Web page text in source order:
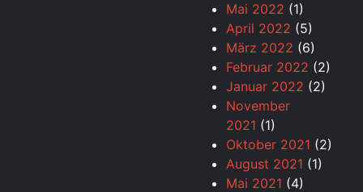
Mai 2022 (1)
April 2022 (5)
März 2022 (6)
Februar 2022 (2)
Januar 2022 (2)
November
2021 (1)
Oktober 2021 (2)
August 2021 (1)
Mai 2021 (4)